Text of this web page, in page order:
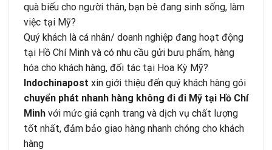
quà biếu cho người thân, bạn bè đang sinh sống, làm
việc tại Mỹ?
Quý khách là cá nhân/ doanh nghiệp đang hoạt động
tại Hồ Chí Minh và có nhu cầu gửi bưu phẩm, hàng
hóa cho khách hàng, đối tác tại Hoa Kỳ Mỹ?
Indochinapost xin giới thiệu đến quý khách hàng gói
chuyển phát nhanh hàng không đi đi Mỹ tại Hồ Chí
Minh với mức giá cạnh trang và dịch vụ chất lượng
tốt nhất, đảm bảo giao hàng nhanh chóng cho khách
hàng